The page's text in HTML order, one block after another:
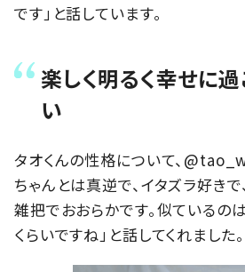
です」と話しています。
楽しく明るく幸せに
い
タオくんの性格について、
ちゃんとは真逆で、イタズラ好き
雑把でおおらかです。似ているの
くらいですね」と話してくれました。